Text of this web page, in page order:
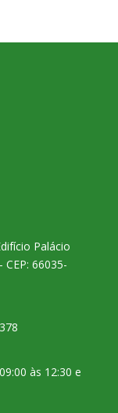
Palácio
66035-
às 12:30 e